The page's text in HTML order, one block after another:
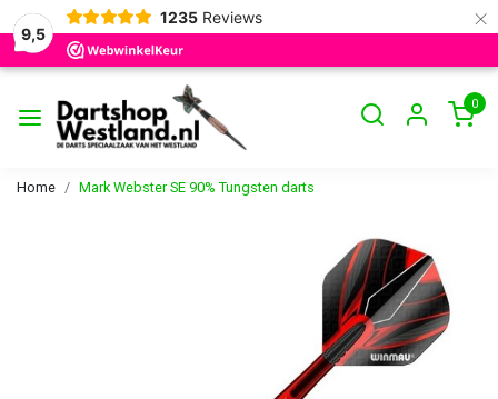
9,5
1235 Reviews ×
0
Home Mark Webster SE 90% Tungsten darts